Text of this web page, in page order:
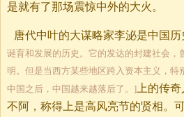
是就有了那场震惊中外的大火。
唐代中叶的大谋略家李泌是中国历
诞育和发展的历史。它的发达的封建社会，
明。但是当西方某些地区跨入资本主义，特
中国之后，中国越来越落后了。] 上的传
不阿，称得上是高风亮节的贤相。